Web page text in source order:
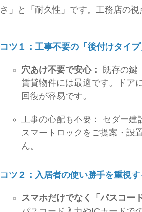
さ」と「耐久性」です。工務店の
コツ１：工事不要の「後付けタイ
穴あけ不要で安心：
既存の鍵
賃貸物件には最適です。ドア
回復が容易です。
工事の心配も不要： セダー建
スマートロックをご提案・設
ん。
コツ２：入居者の使い勝手を重視す
スマホだけでなく「パスコー